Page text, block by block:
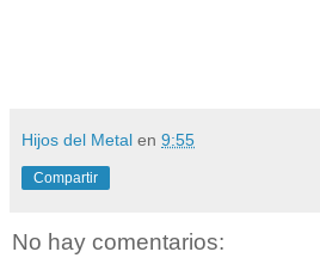
Hijos del Metal en 9:55
Compartir
No hay comentarios: